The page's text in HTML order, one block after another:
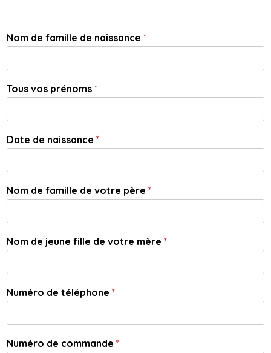
Nom de famille de naissance *
Tous vos prénoms *
Date de naissance *
Nom de famille de votre père *
Nom de jeune fille de votre mère *
Numéro de téléphone *
Numéro de commande *